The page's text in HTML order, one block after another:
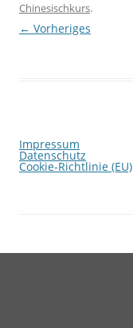
Chinesischkurs.
← Vorheriges
Impressum
Datenschutz
Cookie-Richtlinie (EU)